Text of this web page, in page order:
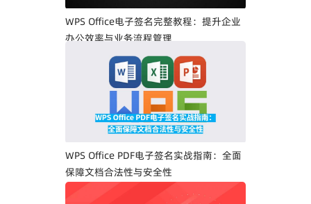
WPS Office电子签名完整教程：提升企业
办公效率与业务流程管理
WPS Office PDF电子签名实战指南：全面
保障文档合法性与安全性